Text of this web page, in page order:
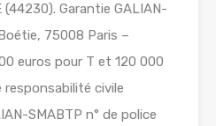
(44230). Garantie GALIAN-
75008 Paris –
euros pour T et 120 000
responsabilité civile
SMABTP n° de police